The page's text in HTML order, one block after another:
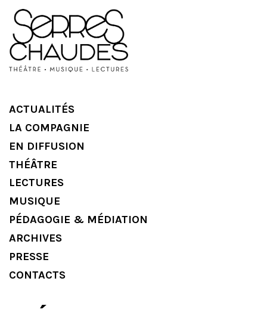
ACTUALITÉS
LA COMPAGNIE
EN DIFFUSION
THÉÂTRE
LECTURES
MUSIQUE
PÉDAGOGIE & MÉDIATION
ARCHIVES
PRESSE
CONTACTS